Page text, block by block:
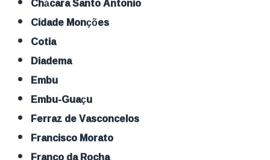
Cidade Monções
Cotia
Diadema
Embu
Embu-Guaçu
Ferraz de Vasconcelos
Francisco Morato